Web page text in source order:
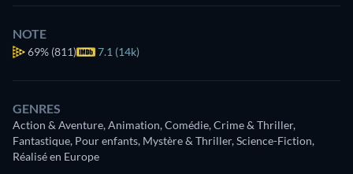
NOTE
69% (811) 7.1 (14k)
GENRES
Action & Aventure, Animation, Comédie, Crime & Thriller,
Fantastique, Pour enfants, Mystère & Thriller, Science-Fiction,
Réalisé en Europe